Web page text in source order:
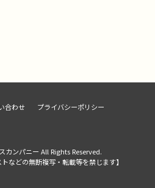
合わせ プライバシーポリシー
ンパニー All Rights Reserved.
などの無断複写・転載等を禁じます】